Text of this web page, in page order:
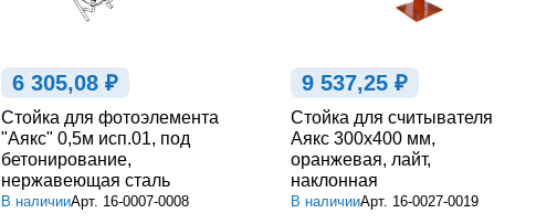
6 305,08 ₽
Стойка для фотоэлемента
"Аякс" 0,5м исп.01, под
бетонирование,
нержавеющая сталь
В наличииАрт. 16-0007-0008
9 537,25 ₽
Стойка для считывателя
Аякс 300х400 мм,
оранжевая, лайт,
наклонная
В наличииАрт. 16-0027-0019